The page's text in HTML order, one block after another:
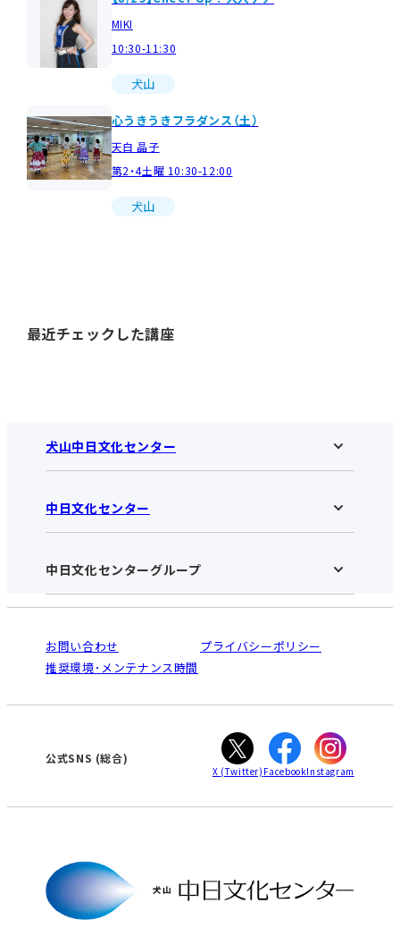
MIKI
10:30-11:30
犬山
心うきうきフラダンス（土）
天白 晶子
第2・4土曜 10:30-12:00
犬山
最近チェックした講座
犬山中日文化センター
犬山中日文化センターHOME
お知らせ
アクセス･営業時間
お申し込みの流れ
入会と受講のご案内
中日文化センター
中日文化センターHOME
中日文化センターとは
受講規約・会員特典
ご利用ガイド
オンライン講座受講の手順
WEBサイトのよくある質問
中日文化センターグループ
南大高
犬山
高蔵寺
大垣
津
お問い合わせ
プライバシーポリシー
推奨環境･メンテナンス時間
公式SNS (総合)
X (Twitter) FacebookInstagram